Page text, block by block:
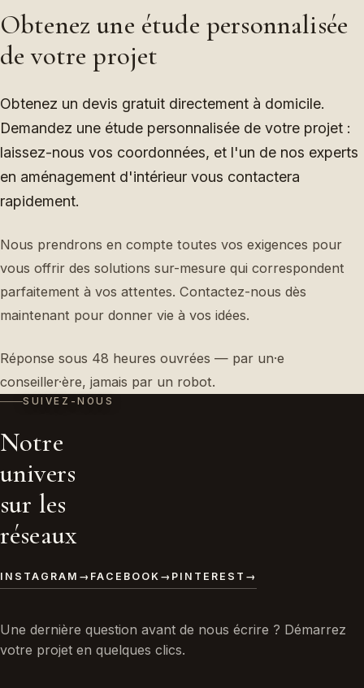
Obtenez une étude personnalisée
de votre projet
Obtenez un devis gratuit directement à domicile.
Demandez une étude personnalisée de votre projet :
laissez-nous vos coordonnées, et l'un de nos experts
en aménagement d'intérieur vous contactera
rapidement.
Nous prendrons en compte toutes vos exigences pour
vous offrir des solutions sur-mesure qui correspondent
parfaitement à vos attentes. Contactez-nous dès
maintenant pour donner vie à vos idées.
Réponse sous 48 heures ouvrées — par un·e
conseiller·ère, jamais par un robot.
SUIVEZ-NOUS
Notre
univers
sur les
réseaux
INSTAGRAM → FACEBOOK → PINTEREST →
Une dernière question avant de nous écrire ? Démarrez
votre projet en quelques clics.